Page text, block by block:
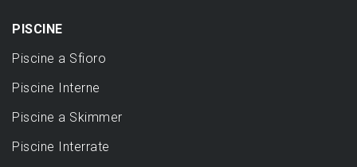
PISCINE
Piscine a Sfioro
Piscine Interne
Piscine a Skimmer
Piscine Interrate